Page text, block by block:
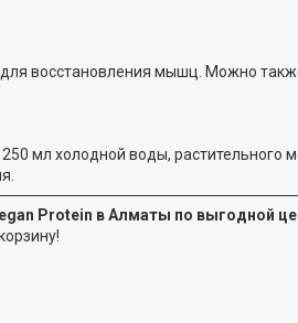
для восстановления мышц. Можно
мл холодной воды,
Protein в Алматы по выгодной